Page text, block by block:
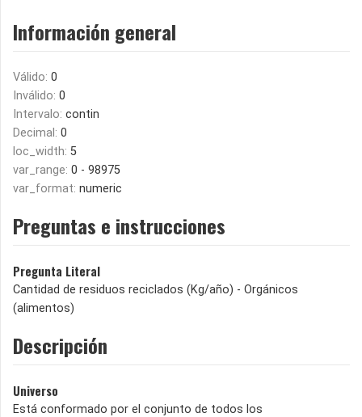
Información general
Válido: 0
Inválido: 0
Intervalo: contin
Decimal: 0
loc_width: 5
var_range: 0 - 98975
var_format: numeric
Preguntas e instrucciones
Pregunta Literal
Cantidad de residuos reciclados (Kg/año) - Orgánicos
(alimentos)
Descripción
Universo
Está conformado por el conjunto de todos los